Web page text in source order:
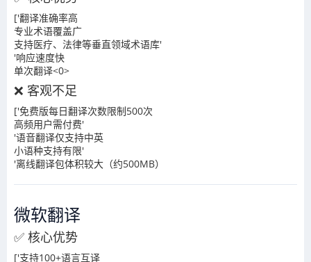
['翻译准确率高
专业术语覆盖广
支持医疗、法律等垂直领域术语库'
'响应速度快
单次翻译<0>
❌ 客观不足
['免费版每日翻译次数限制500次
高频用户需付费'
'语音翻译仅支持中英
小语种支持有限'
'离线翻译包体积较大（约500MB）
微软翻译
✅ 核心优势
['支持100+语言互译